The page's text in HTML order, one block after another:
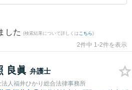
した (検索結果について詳しくは こちら)
2件中 1-2件を表示
良眞 弁護士
法人福井ひかり総合法律事務所